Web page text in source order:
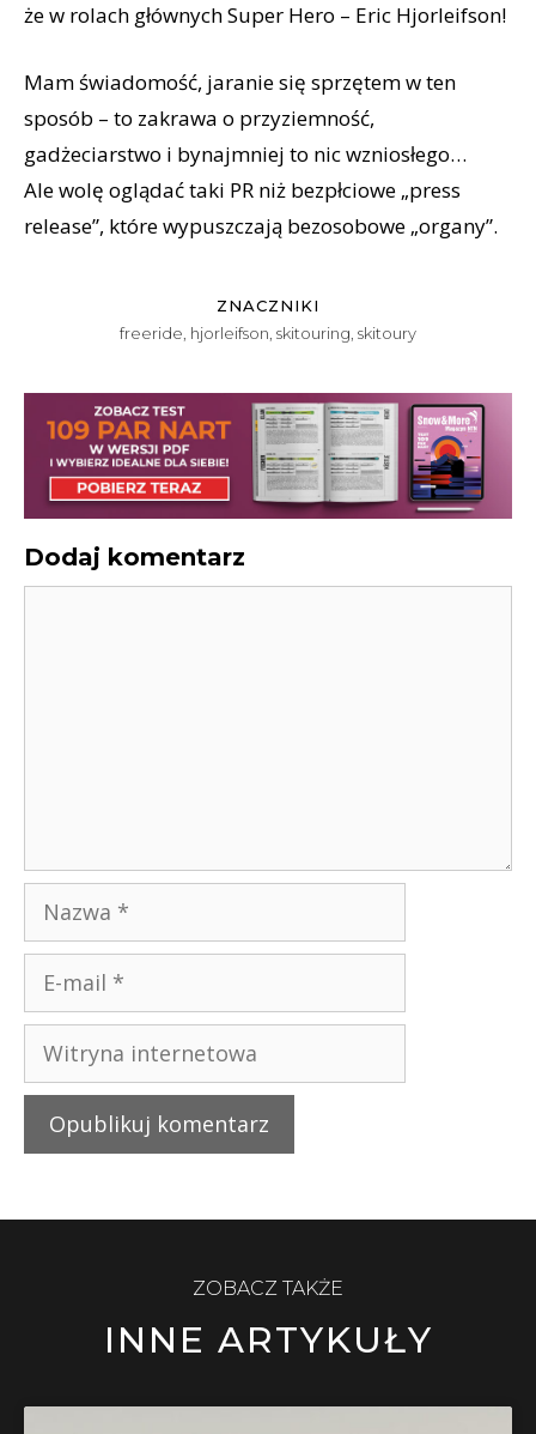
że w rolach głównych Super Hero – Eric Hjorleifson!
Mam świadomość, jaranie się sprzętem w ten
sposób – to zakrawa o przyziemność,
gadżeciarstwo i bynajmniej to nic wzniosłego…
Ale wolę oglądać taki PR niż bezpłciowe „press
release”, które wypuszczają bezosobowe „organy”.
ZNACZNIKI
freeride, hjorleifson, skitouring, skitoury
Dodaj komentarz
ZOBACZ TAKŻE
INNE ARTYKUŁY